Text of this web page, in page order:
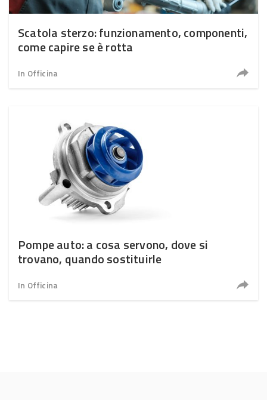
Scatola sterzo: funzionamento, componenti,
come capire se è rotta
In Officina
Pompe auto: a cosa servono, dove si
trovano, quando sostituirle
In Officina